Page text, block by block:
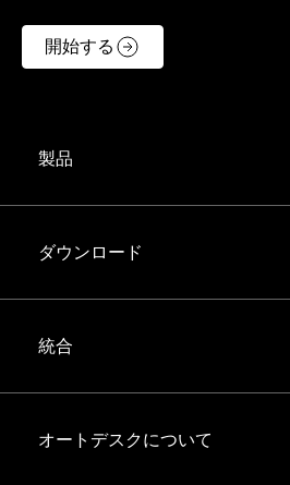
開始する
製品
Forma Build
Forma Data Management
Forma Takeoff
ダウンロード
iOS
Android
統合
統合エコシステム
Forma Construction Connect
オートデスクについて